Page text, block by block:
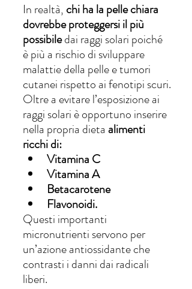
In realtà, chi ha la pelle chiara
dovrebbe proteggersi il più
possibile dai raggi solari poiché
è più a rischio di sviluppare
malattie della pelle e tumori
cutanei rispetto ai fenotipi scuri.
Oltre a evitare l’esposizione ai
raggi solari è opportuno inserire
nella propria dieta alimenti
ricchi di:
Vitamina C
Vitamina A
Betacarotene
Flavonoidi.
Questi importanti
micronutrienti servono per
un’azione antiossidante che
contrasti i danni dai radicali
liberi.